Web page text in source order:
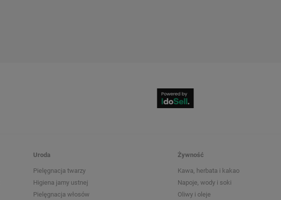
Uroda
Pielęgnacja twarzy
Higiena jamy ustnej
Pielęgnacja włosów
Żywność
Kawa, herbata i kakao
Napoje, wody i soki
Oliwy i oleje